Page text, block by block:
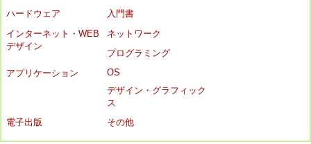
ハードウェア
入門書
インターネット・WEB
デザイン
ネットワーク
プログラミング
アプリケーション
OS
デザイン・グラフィック
ス
電子出版
その他